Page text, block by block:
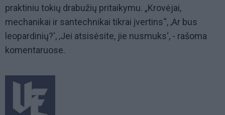
praktiniu tokių drabužių pritaikymu. „Krovėjai,
mechanikai ir santechnikai tikrai įvertins“, ‚Ar bus
leopardinių?‘, ‚Jei atsisėsite, jie nusmuks‘, - rašoma
komentaruose.